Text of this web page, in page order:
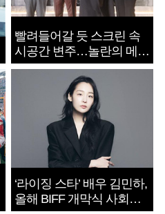
빨려들어갈 듯 스크린 속
시공간 변주…놀란의 메시
지는 ‘전쟁 속죄’
‘라이징 스타’ 배우 김민하,
올해 BIFF 개막식 사회자